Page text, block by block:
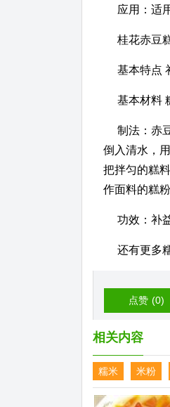
应用：适
桂花赤豆
基本特点
基本材料
制法：赤
倒入清水，
把拌匀的糕
作面料的糕
功效：补
还有更多
点赞 (0)
相关内容
糯米 米粉